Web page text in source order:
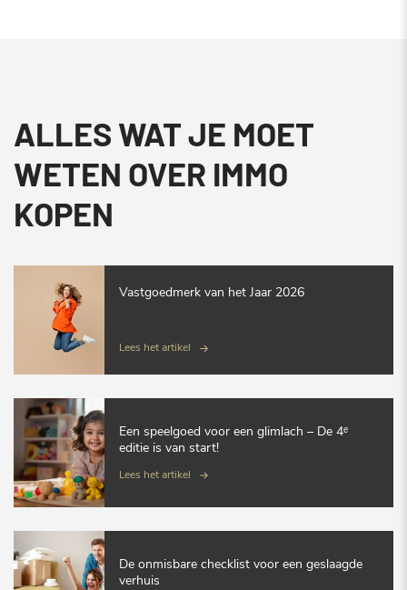
ALLES WAT JE MOET
WETEN OVER IMMO
KOPEN
Vastgoedmerk van het Jaar 2026
Lees het artikel
Een speelgoed voor een glimlach – De 4ᵉ
editie is van start!
Lees het artikel
De onmisbare checklist voor een geslaagde
verhuis